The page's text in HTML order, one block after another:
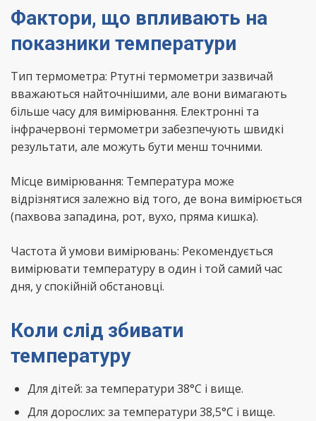
Фактори, що впливають на
показники температури
Тип термометра: Ртутні термометри зазвичай
вважаються найточнішими, але вони вимагають
більше часу для вимірювання. Електронні та
інфрачервоні термометри забезпечують швидкі
результати, але можуть бути менш точними.
Місце вимірювання: Температура може
відрізнятися залежно від того, де вона вимірюється
(пахвова западина, рот, вухо, пряма кишка).
Частота й умови вимірювань: Рекомендується
вимірювати температуру в один і той самий час
дня, у спокійній обстановці.
Коли слід збивати
температуру
Для дітей: за температури 38°C і вище.
Для дорослих: за температури 38,5°C і вище.